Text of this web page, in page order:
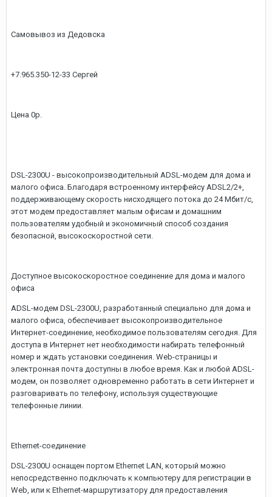
Самовывоз из Дедовска
+7.965.350-12-33 Сергей
Цена 0р.
DSL-2300U - высокопроизводительный ADSL-модем для дома и
малого офиса. Благодаря встроенному интерфейсу ADSL2/2+,
поддерживающему скорость нисходящего потока до 24 Мбит/с,
этот модем предоставляет малым офисам и домашним
пользователям удобный и экономичный способ создания
безопасной, высокоскоростной сети.
Доступное высокоскоростное соединение для дома и малого
офиса
ADSL-модем DSL-2300U, разработанный специально для дома и
малого офиса, обеспечивает высокопроизводительное
Интернет-соединение, необходимое пользователям сегодня. Для
доступа в Интернет нет необходимости набирать телефонный
номер и ждать установки соединения. Web-страницы и
электронная почта доступны в любое время. Как и любой ADSL-
модем, он позволяет одновременно работать в сети Интернет и
разговаривать по телефону, используя существующие
телефонные линии.
Ethernet-соединение
DSL-2300U оснащен портом Ethernet LAN, который можно
непосредственно подключать к компьютеру для регистрации в
Web, или к Ethernet-маршрутизатору для предоставления